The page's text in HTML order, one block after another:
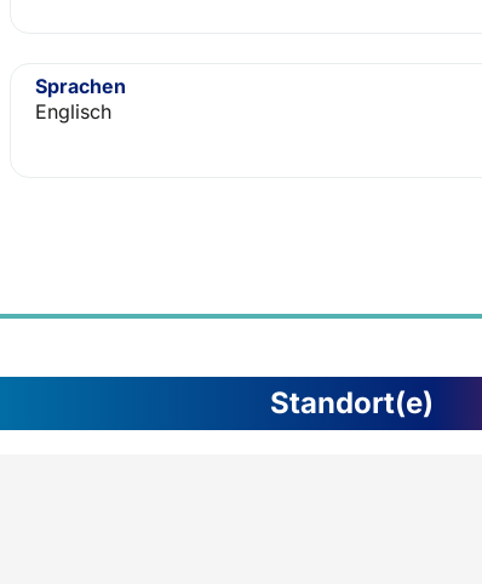
Sprachen
Englisch
Standort(e)